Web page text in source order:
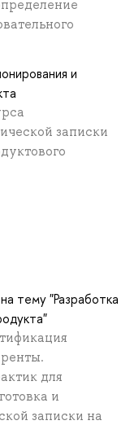
и
записки
тему "Разработка
для
и
записки на